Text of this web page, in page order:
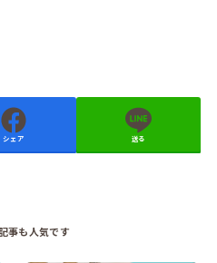
シェア 送る